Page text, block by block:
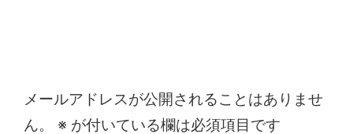
メールアドレスが公開されることはありませ
ん。
※ が付いている欄は必須項目です